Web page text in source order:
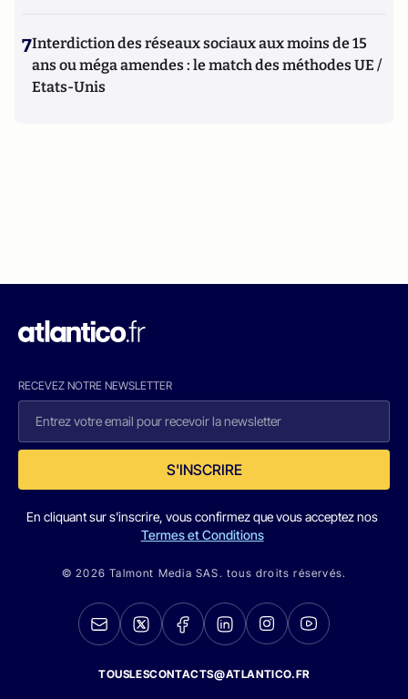
7Interdiction des réseaux sociaux aux moins de 15
ans ou méga amendes : le match des méthodes UE /
Etats-Unis
RECEVEZ NOTRE NEWSLETTER
S'INSCRIRE
En cliquant sur s'inscrire, vous confirmez que vous acceptez nos
Termes et Conditions
© 2026 Talmont Media SAS. tous droits réservés.
TOUSLESCONTACTS@ATLANTICO.FR